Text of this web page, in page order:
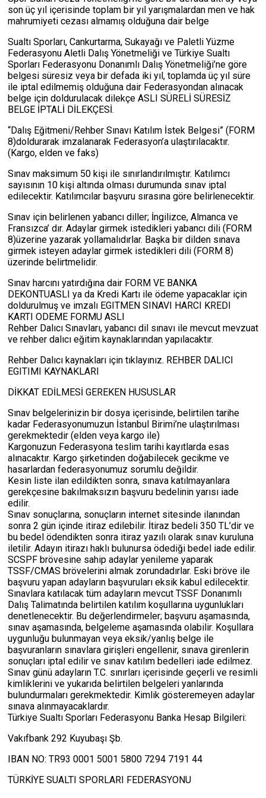
son üç yıl içerisinde toplam bir yıl yarışmalardan men ve hak
mahrumiyeti cezası almamış olduğuna dair belge
Sualtı Sporları, Cankurtarma, Sukayağı ve Paletli Yüzme
Federasyonu Aletli Dalış Yönetmeliği ve Türkiye Sualtı
Sporları Federasyonu Donanımlı Dalış Yönetmeliği’ne göre
belgesi süresiz veya bir defada iki yıl, toplamda üç yıl süre
ile iptal edilmemiş olduğuna dair Federasyondan alınacak
belge için doldurulacak dilekçe ASLI SÜRELİ SÜRESİZ
BELGE İPTALİ DİLEKÇESİ.
“Dalış Eğitmeni/Rehber Sınavı Katılım İstek Belgesi” (FORM
8)doldurarak imzalanarak Federasyon’a ulaştırılacaktır.
(Kargo, elden ve faks)
Sınav maksimum 50 kişi ile sınırlandırılmıştır. Katılımcı
sayısının 10 kişi altında olması durumunda sınav iptal
edilecektir. Katılımcılar başvuru sırasına göre belirlenecektir.
Sınav için belirlenen yabancı diller; İngilizce, Almanca ve
Fransızca’ dır. Adaylar girmek istedikleri yabancı dili (FORM
8)üzerine yazarak yollamalıdırlar. Başka bir dilden sınava
girmek isteyen adaylar girmek istedikleri dili (FORM 8)
üzerinde belirtmelidir.
Sınav harcını yatırdığına dair FORM VE BANKA
DEKONTUASLI ya da Kredi Kartı ile ödeme yapacaklar için
doldurulmuş ve imzalı EGITMEN SINAVI HARCI KREDI
KARTI ODEME FORMU ASLI
Rehber Dalıcı Sınavları, yabancı dil sınavı ile mevcut mevzuat
ve rehber dalıcı eğitim kaynaklarından yapılacaktır.
Rehber Dalıcı kaynakları için tıklayınız. REHBER DALICI
EGITIMI KAYNAKLARI
DİKKAT EDİLMESİ GEREKEN HUSUSLAR
Sınav belgelerinizin bir dosya içerisinde, belirtilen tarihe
kadar Federasyonumuzun İstanbul Birimi’ne ulaştırılması
gerekmektedir (elden veya kargo ile)
Kargonuzun Federasyona teslim tarihi kayıtlarda esas
alınacaktır. Kargo şirketinden doğabilecek gecikme ve
hasarlardan federasyonumuz sorumlu değildir.
Kesin liste ilan edildikten sonra, sınava katılmayanlara
gerekçesine bakılmaksızın başvuru bedelinin yarısı iade
edilir.
Sınav sonuçlarına, sonuçların internet sitesinde ilanından
sonra 2 gün içinde itiraz edilebilir. İtiraz bedeli 350 TL’dir ve
bu bedel ödendikten sonra itiraz yazılı olarak sınav kuruluna
iletilir. Adayın itirazı haklı bulunursa ödediği bedel iade edilir.
SCSPF brövesine sahip adaylar yenileme yaparak
TSSF/CMAS brövelerini almak zorundadırlar. Eski bröve ile
başvuru yapan adayların başvuruları eksik kabul edilecektir.
Sınavlara katılacak tüm adayların mevcut TSSF Donanımlı
Dalış Talimatında belirtilen katılım koşullarına uygunlukları
denetlenecektir. Bu değerlendirmeler; başvuru aşamasında,
sınav aşamasında, belgeleme aşamasında olabilir. Koşullara
uygunluğu bulunmayan veya eksik/yanlış belge ile
başvuranların sınavlara girişleri engellenir, sınava girenlerin
sonuçları iptal edilir ve sınav katılım bedelleri iade edilmez.
Sınav günü adayların T.C. sınırları içerisinde geçerli ve resimli
kimliklerini ve yukarıda belirtilen belgeleri yanlarında
bulundurmaları gerekmektedir. Kimlik gösteremeyen adaylar
sınava alınmayacaklardır.
Türkiye Sualtı Sporları Federasyonu Banka Hesap Bilgileri:
Vakıfbank 292 Kuyubaşı Şb.
IBAN NO: TR93 0001 5001 5800 7294 7191 44
TÜRKİYE SUALTI SPORLARI FEDERASYONU